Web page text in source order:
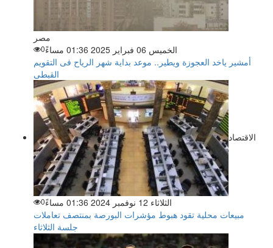
مصر
الخميس 06 فبراير 2025 01:36 مساءً
0
أمشير ياخد العجوزة ويطير.. موعد بداية شهر الرياح فى التقويم
القبطى
الاقتصاد
الثلاثاء 12 نوفمبر 2024 01:36 مساءً 0
مبيعات محلية تقود هبوط مؤشرات البورصة بمنتصف تعاملات
جلسة الثلاثاء